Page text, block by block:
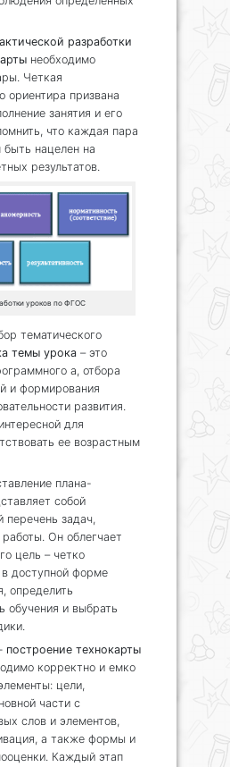
разработки
необходимо
Четкая
ориентира призвана
занятия и его
что каждая пара
нацелен на
результатов.
уроков по ФГОС
тематического
темы урока – это
а, отбора
и формирования
развития.
для
ее возрастным
плана-
собой
перечень задач,
Он облегчает
цель – четко
доступной форме
определить
обучения и выбрать
построение технокарты
корректно и емко
цели,
части с
слов и элементов,
а также формы и
Каждый этап